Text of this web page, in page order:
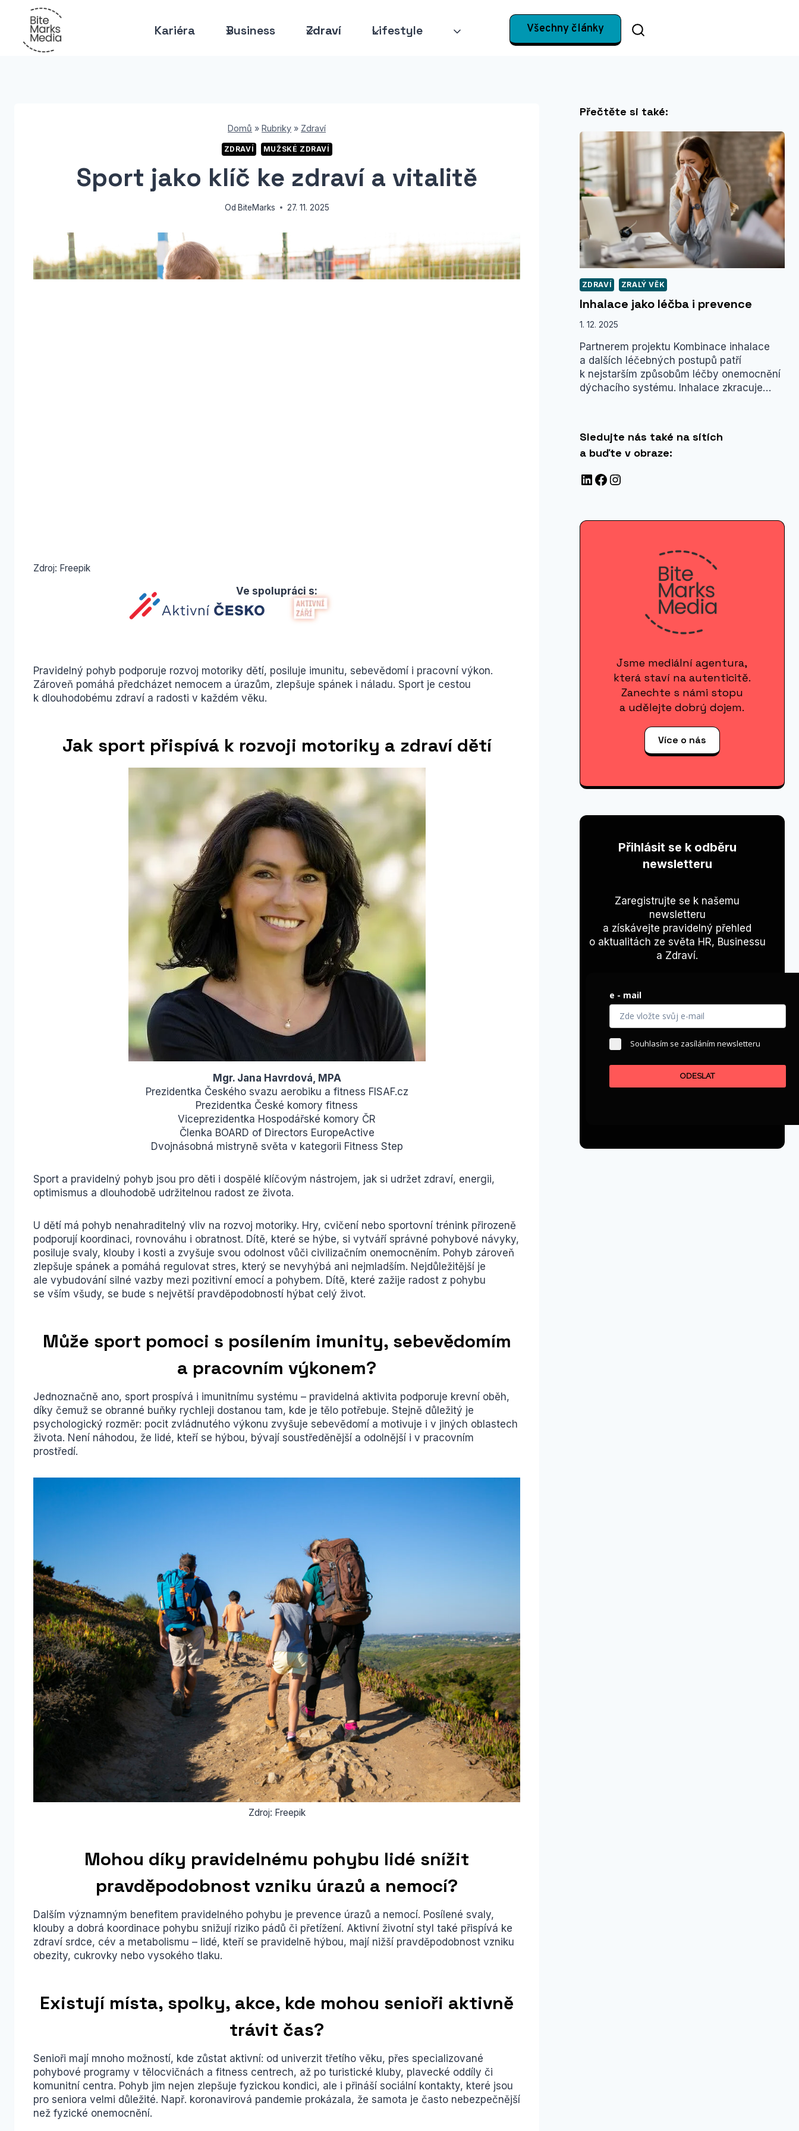
Přeskočit
Kariéra Business Zdraví Lifestyle Všechny články
Domů »Rubriky » Zdraví
ZDRAVÍ MUŽSKÉ ZDRAVÍ
Sport jako klíč ke zdraví a vitalitě
Od BiteMarks 27. 11. 2025
Zdroj: Freepik
Ve spolupráci s:
Pravidelný pohyb podporuje rozvoj motoriky dětí, posiluje imunitu, sebevědomí i pracovní výkon.
Zároveň pomáhá předcházet nemocem a úrazům, zlepšuje spánek i náladu. Sport je cestou
k dlouhodobému zdraví a radosti v každém věku.
Jak sport přispívá k rozvoji motoriky a zdraví dětí
Mgr. Jana Havrdová, MPA
Prezidentka Českého svazu aerobiku a fitness FISAF.cz
Prezidentka České komory fitness
Viceprezidentka Hospodářské komory ČR
Členka BOARD of Directors EuropeActive
Dvojnásobná mistryně světa v kategorii Fitness Step
Sport a pravidelný pohyb jsou pro děti i dospělé klíčovým nástrojem, jak si udržet zdraví, energii,
optimismus a dlouhodobě udržitelnou radost ze života.
U dětí má pohyb nenahraditelný vliv na rozvoj motoriky. Hry, cvičení nebo sportovní trénink přirozeně
podporují koordinaci, rovnováhu i obratnost. Dítě, které se hýbe, si vytváří správné pohybové návyky,
posiluje svaly, klouby i kosti a zvyšuje svou odolnost vůči civilizačním onemocněním. Pohyb zároveň
zlepšuje spánek a pomáhá regulovat stres, který se nevyhýbá ani nejmladším. Nejdůležitější je
ale vybudování silné vazby mezi pozitivní emocí a pohybem. Dítě, které zažije radost z pohybu
se vším všudy, se bude s největší pravděpodobností hýbat celý život.
Může sport pomoci s posílením imunity, sebevědomím
a pracovním výkonem?
Jednoznačně ano, sport prospívá i imunitnímu systému – pravidelná aktivita podporuje krevní oběh,
díky čemuž se obranné buňky rychleji dostanou tam, kde je tělo potřebuje. Stejně důležitý je
psychologický rozměr: pocit zvládnutého výkonu zvyšuje sebevědomí a motivuje i v jiných oblastech
života. Není náhodou, že lidé, kteří se hýbou, bývají soustředěnější a odolnější i v pracovním
prostředí.
Zdroj: Freepik
Mohou díky pravidelnému pohybu lidé snížit
pravděpodobnost vzniku úrazů a nemocí?
Dalším významným benefitem pravidelného pohybu je prevence úrazů a nemocí. Posílené svaly,
klouby a dobrá koordinace pohybu snižují riziko pádů či přetížení. Aktivní životní styl také přispívá ke
zdraví srdce, cév a metabolismu – lidé, kteří se pravidelně hýbou, mají nižší pravděpodobnost vzniku
obezity, cukrovky nebo vysokého tlaku.
Existují místa, spolky, akce, kde mohou senioři aktivně
trávit čas?
Senioři mají mnoho možností, kde zůstat aktivní: od univerzit třetího věku, přes specializované
pohybové programy v tělocvičnách a fitness centrech, až po turistické kluby, plavecké oddíly či
komunitní centra. Pohyb jim nejen zlepšuje fyzickou kondici, ale i přináší sociální kontakty, které jsou
pro seniora velmi důležité. Např. koronavirová pandemie prokázala, že samota je často nebezpečnější
než fyzické onemocnění.
Přečtěte si také:
ZDRAVÍ ZRALÝ VĚK
Inhalace jako léčba i prevence
1. 12. 2025
Partnerem projektu Kombinace inhalace
a dalších léčebných postupů patří
k nejstarším způsobům léčby onemocnění
dýchacího systému. Inhalace zkracuje…
Sledujte nás také na sítích
a buďte v obraze:
LinkedIn
Facebook
Instagram
Jsme mediální agentura,
která staví na autenticitě.
Zanechte s námi stopu
a udělejte dobrý dojem.
Více o nás
Přihlásit se k odběru
newsletteru
Zaregistrujte se k našemu
newsletteru
a získávejte pravidelný přehled
o aktualitách ze světa HR, Businessu
a Zdraví.
e - mail
Souhlasím se zasíláním newsletteru
ODESLAT